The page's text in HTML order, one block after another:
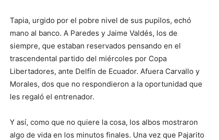
Tapia, urgido por el pobre nivel de sus pupilos, echó
mano al banco. A Paredes y Jaime Valdés, los de
siempre, que estaban reservados pensando en el
trascendental partido del miércoles por Copa
Libertadores, ante Delfín de Ecuador. Afuera Carvallo y
Morales, dos que no respondieron a la oportunidad que
les regaló el entrenador.
Y así, como que no quiere la cosa, los albos mostraron
algo de vida en los minutos finales. Una vez que Pajarito